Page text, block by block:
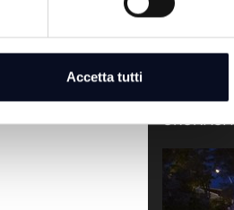
Accetta tutti
2026
Ballo abusivo e feste
senza licenza, locale
CRONACA